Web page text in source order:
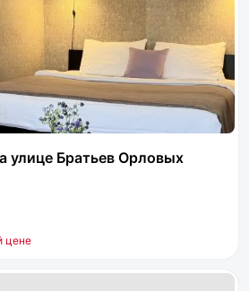
улице Братьев Орловых
цене